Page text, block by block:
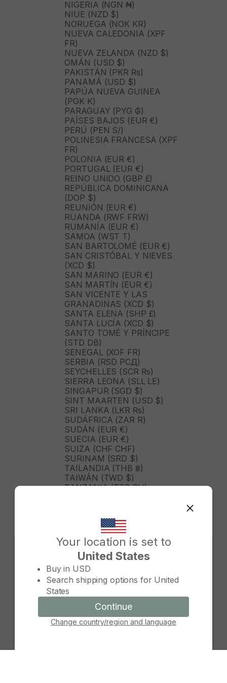
Your location is set to
United States
Buy in USD
Search shipping options for United
States
Continue
Change country/region and language
Change country/region
Continue
Cancel
NIGERIA (NGN ₦)
NIUE (NZD $)
NORUEGA (NOK KR)
NUEVA CALEDONIA (XPF
FR)
NUEVA ZELANDA (NZD $)
OMÁN (USD $)
PAKISTÁN (PKR ₨)
PANAMÁ (USD $)
PAPÚA NUEVA GUINEA
(PGK K)
PARAGUAY (PYG ₲)
PAÍSES BAJOS (EUR €)
PERÚ (PEN S/)
POLINESIA FRANCESA (XPF
FR)
POLONIA (EUR €)
PORTUGAL (EUR €)
REINO UNIDO (GBP £)
REPÚBLICA DOMINICANA
(DOP $)
REUNIÓN (EUR €)
RUANDA (RWF FRW)
RUMANÍA (EUR €)
SAMOA (WST T)
SAN BARTOLOMÉ (EUR €)
SAN CRISTÓBAL Y NIEVES
(XCD $)
SAN MARINO (EUR €)
SAN MARTÍN (EUR €)
SAN VICENTE Y LAS
GRANADINAS (XCD $)
SANTA ELENA (SHP £)
SANTA LUCÍA (XCD $)
SANTO TOMÉ Y PRÍNCIPE
(STD DB)
SENEGAL (XOF FR)
SERBIA (RSD РСД)
SEYCHELLES (SCR ₨)
SIERRA LEONA (SLL LE)
SINGAPUR (SGD $)
SINT MAARTEN (USD $)
SRI LANKA (LKR ₨)
SUDÁFRICA (ZAR R)
SUDÁN (EUR €)
SUECIA (EUR €)
SUIZA (CHF CHF)
SURINAM (SRD $)
TAILANDIA (THB ฿)
TAIWÁN (TWD $)
TANZANIA (TZS SH)
TONGA (TOP T$)
TRINIDAD Y TOBAGO (TTD
TURKMENISTÁN (USD $)
TURQUÍA (TRY ₺)
TUVALU (AUD $)
TÚNEZ (USD $)
UGANDA (UGX USH)
URUGUAY (UYU $U)
UZBEKISTÁN (UZS SO'M)
VANUATU (VUV VT)
VENEZUELA (USD $)